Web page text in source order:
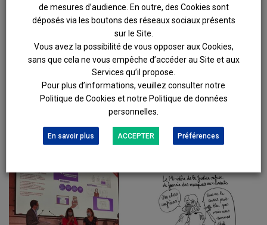
de mesures d’audience. En outre, des Cookies sont
déposés via les boutons des réseaux sociaux présents
sur le Site.
Vous avez la possibilité de vous opposer aux Cookies,
sans que cela ne vous empêche d’accéder au Site et aux
Services qu’il propose.
Pour plus d’informations, veuillez consulter notre
Politique de Cookies et notre Politique de données
personnelles.
En savoir plus ACCEPTER Préférences